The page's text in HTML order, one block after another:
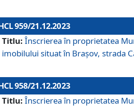
959/21.12.2023
Titlu: Înscrierea în proprietatea
imobilului situat în Brașov, strada
958/21.12.2023
Titlu: Înscrierea în proprietatea